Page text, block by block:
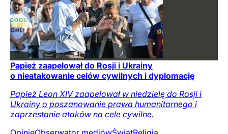
Papież zaapelował do Rosji i Ukrainy
o nieatakowanie celów cywilnych i dyplomację
Papież Leon XIV zaapelował w niedzielę do Rosji i
Ukrainy o poszanowanie prawa humanitarnego i
zaprzestanie ataków na cele cywilne.